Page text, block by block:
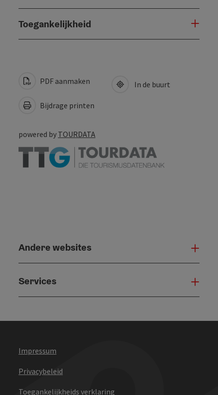
Toegankelijkheid
PDF aanmaken
Bijdrage printen
In de buurt
powered by TOURDATA
Andere websites
Services
Impressum
Privacybeleid
Toegankelijkheids verklaring